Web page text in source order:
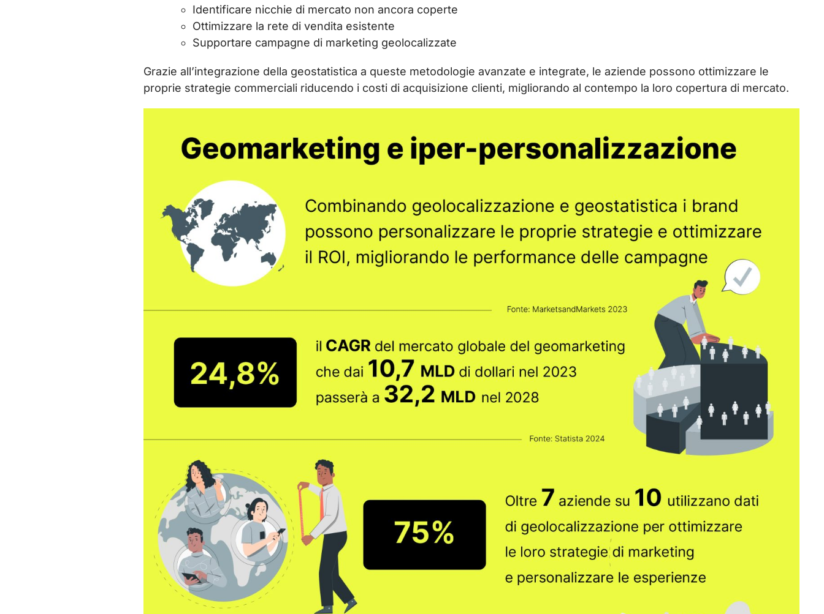
Identificare nicchie di mercato non ancora coperte
Ottimizzare la rete di vendita esistente
Supportare campagne di marketing geolocalizzate
Grazie all’integrazione della geostatistica a queste metodologie avanzate e integrate, le aziende possono ottimizzare le
proprie strategie commerciali riducendo i costi di acquisizione clienti, migliorando al contempo la loro copertura di mercato.